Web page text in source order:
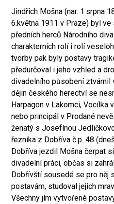
Jindřich Mošna (nar. 1.srpna
6.května 1911 v Praze) byl
předních herců Národního
charakterních rolí i rolí
tvorby pak byly postavy
předurčoval i jeho vzhled a
divadelního působení ztvárnil
dějin českého herectví se
Harpagon v Lakomci, Vocílka
nebo principál v Prodané
ženatý s Josefínou
řezníka z Dobříva č.p. 48
Dobříva jezdil Mošna čerpat
divadelní práci, občas si
Dobřívští sousedé se pro něj
postavám, studoval jejich
Všechny jím vytvořené